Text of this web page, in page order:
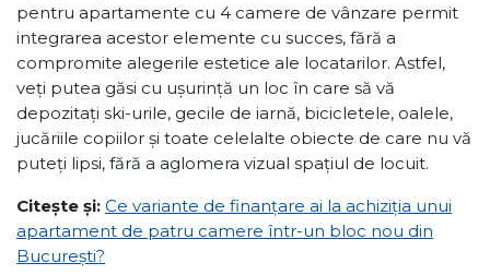
pentru apartamente cu 4 camere de vânzare permit
integrarea acestor elemente cu succes, fără a
compromite alegerile estetice ale locatarilor. Astfel,
veți putea găsi cu ușurință un loc în care să vă
depozitați ski-urile, gecile de iarnă, bicicletele, oalele,
jucăriile copiilor și toate celelalte obiecte de care nu vă
puteți lipsi, fără a aglomera vizual spațiul de locuit.
Citește și: Ce variante de finanțare ai la achiziția unui
apartament de patru camere într-un bloc nou din
București?